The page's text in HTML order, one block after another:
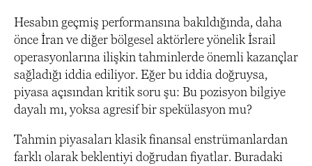
Hesabın geçmiş performansına bakıldığında, daha
önce İran ve diğer bölgesel aktörlere yönelik İsrail
operasyonlarına ilişkin tahminlerde önemli kazançlar
sağladığı iddia ediliyor. Eğer bu iddia doğruysa,
piyasa açısından kritik soru şu: Bu pozisyon bilgiye
dayalı mı, yoksa agresif bir spekülasyon mu?
Tahmin piyasaları klasik finansal enstrümanlardan
farklı olarak beklentiyi doğrudan fiyatlar. Buradaki